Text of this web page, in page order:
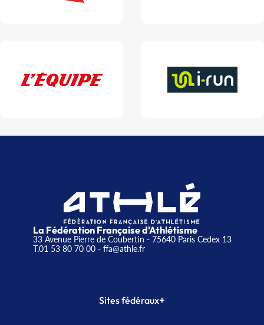
La Fédération Française d'Athlétisme
33 Avenue Pierre de Coubertin - 75640 Paris Cedex 13
T.01 53 80 70 00- ffa@athle.fr
Sites fédéraux+